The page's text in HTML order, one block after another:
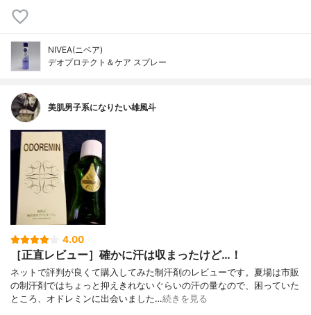
NIVEA(ニベア)
デオプロテクト＆ケア スプレー
美肌男子系になりたい雄風斗
4.00
［正直レビュー］確かに汗は収まったけど…！
ネットで評判が良くて購入してみた制汗剤のレビューです。夏場は市販
の制汗剤ではちょっと抑えきれないぐらいの汗の量なので、困っていた
ところ、オドレミンに出会いました…続きを見る